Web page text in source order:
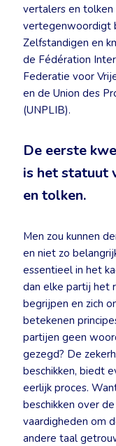
vertalers en
vertegenwoordigt
Zelfstandigen en
de Fédération
Federatie voor
en de Union des
(UNPLIB).
De eerste
is het statuut
en tolken.
Men zou kunnen
en niet zo
essentieel in het
dan elke partij het
begrijpen en zich
betekenen
partijen geen
gezegd? De
beschikken, biedt
eerlijk proces.
beschikken over
vaardigheden om
andere taal